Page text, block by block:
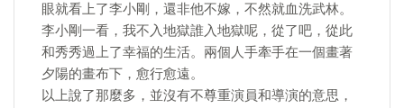
眼就看上了李小剛，還非他不嫁，不然就血洗武林。
李小剛一看，我不入地獄誰入地獄呢，從了吧，從此
和秀秀過上了幸福的生活。兩個人手牽手在一個畫著
夕陽的畫布下，愈行愈遠。
以上說了那麼多，並沒有不尊重演員和導演的意思，